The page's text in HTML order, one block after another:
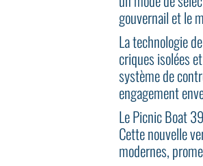
gouvernail et le
La technologie
criques isolées
système de
engagement
Le Picnic Boat
Cette nouvelle
modernes,